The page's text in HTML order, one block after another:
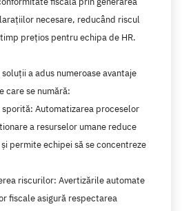
necesare, reducând riscul
prețios pentru echipa de HR.
a adus numeroase avantaje
care se numără:
Automatizarea proceselor
a resurselor umane reduce
permite echipei să se concentreze
riscurilor: Avertizările automate
fiscale asigură respectarea